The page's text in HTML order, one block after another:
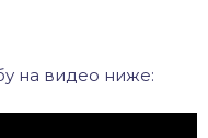
на видео ниже: